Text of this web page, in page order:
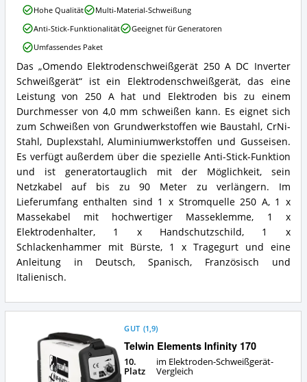
Elektroden-
Schweißgerät
erhältlich?
Omendo
Elektrodenschweißgerät
250
A
Inverter
Schweißgerät
Zusammenfassung:
Was
bietet
dieses
Elektroden-
Schweißgerät?
Das „Omendo Elektrodenschweißgerät 250 A DC Inverter
Schweißgerät“ ist ein Elektrodenschweißgerät, das eine
Leistung von 250 A hat und Elektroden bis zu einem
Durchmesser von 4,0 mm schweißen kann. Es eignet sich
zum Schweißen von Grundwerkstoffen wie Baustahl, CrNi-
Stahl, Duplexstahl, Aluminiumwerkstoffen und Gusseisen.
Es verfügt außerdem über die spezielle Anti-Stick-Funktion
und ist generatortauglich mit der Möglichkeit, sein
Netzkabel auf bis zu 90 Meter zu verlängern. Im
Lieferumfang enthalten sind 1 x Stromquelle 250 A, 1 x
Massekabel mit hochwertiger Masseklemme, 1 x
Elektrodenhalter, 1 x Handschutzschild, 1 x
Schlackenhammer mit Bürste, 1 x Tragegurt und eine
Anleitung in Deutsch, Spanisch, Französisch und
Italienisch.
Omendo
Elektrodenschweißgerät
250
DC
Inverter
Schweißgerät
Vorteile:
Was
spricht
für
dieses
Elektroden-
Schweißgerät?
Hohe Qualität
Multi-Material-Schweißung
Anti-Stick-Funktionalität
Geeignet für Generatoren
Umfassendes Paket
Telwin Elements Infinity 170
GUT (1,9)
10.
Platz
im Elektroden-Schweißgerät-
Vergleich